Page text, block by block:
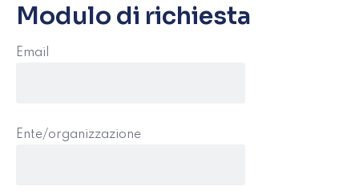
Modulo di richiesta
Email
Ente/organizzazione